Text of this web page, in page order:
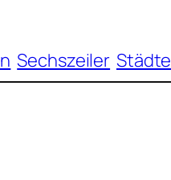
Sechszeiler Städte